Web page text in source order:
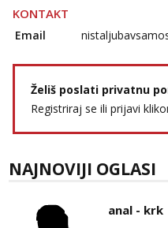
KONTAKT
Email
Želiš poslati privatnu
Registriraj se ili prijavi
NAJNOVIJI OGLASI
anal - krk